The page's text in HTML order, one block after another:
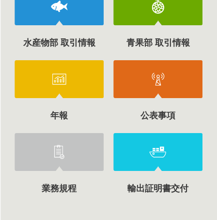
水産物部 取引情報 青果部 取引情報
年報 公表事項
業務規程 輸出証明書交付